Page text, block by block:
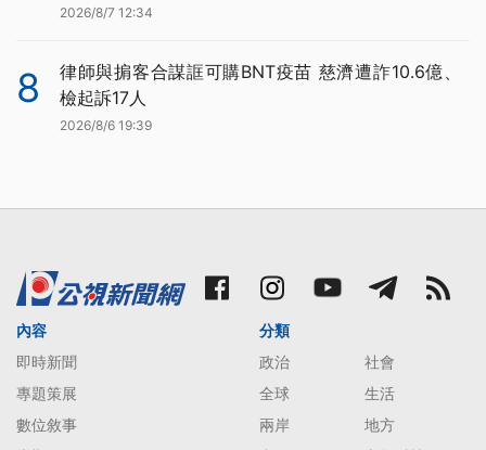
2026/8/7 12:34
8
律師與掮客合謀誆可購BNT疫苗 慈濟遭詐10.6億、
檢起訴17人
2026/8/6 19:39
內容
即時新聞
專題策展
數位敘事
分類
政治
社會
全球
生活
兩岸
地方